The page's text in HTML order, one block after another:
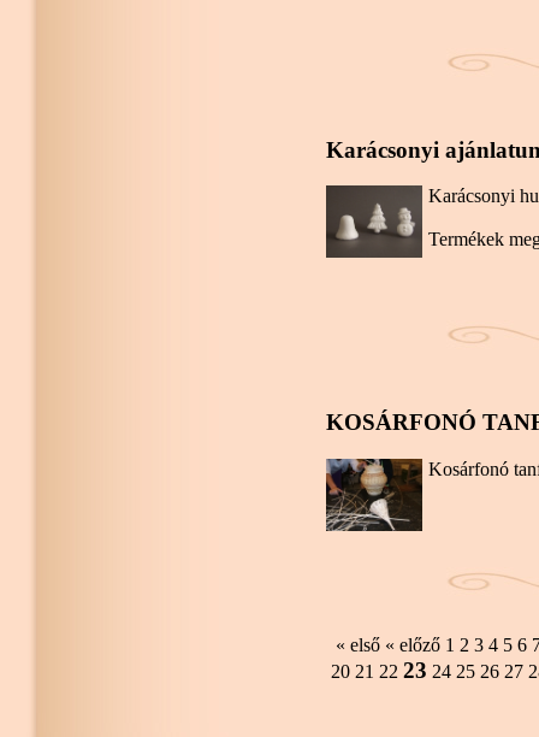
Karácsonyi
Karácsonyi
Termékek
KOSÁRFONÓ
Kosárfonó
« első « előző 1 2 3 4 5 6
20 21 22 23 24 25 26 27